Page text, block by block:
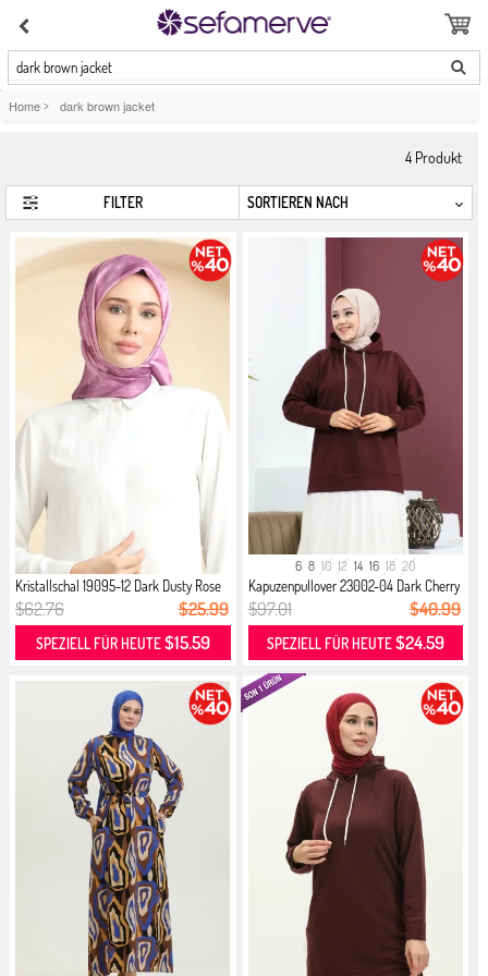
dark brown jacket
Home > dark brown jacket
4 Produkt
FILTER
Kristallschal 19095-12 Dark Dusty Rose
$62.76 $25.99
SPEZIELL FÜR HEUTE$15.59
6 8 10 12 14 16 18 20
Kapuzenpullover 23002-04 Dark Cherry
$97.01 $40.99
SPEZIELL FÜR HEUTE$24.59